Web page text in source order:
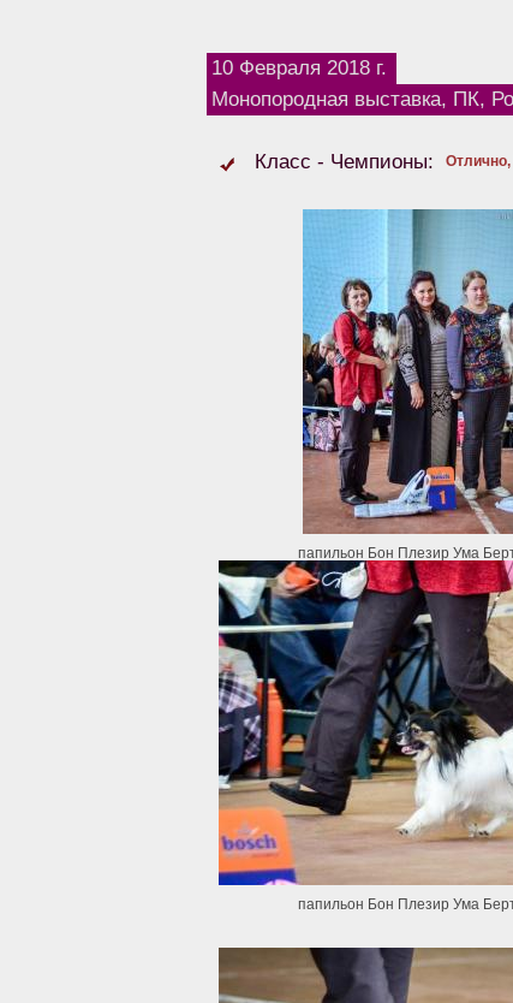
10 Февраля 2018 г.
Монопородная выставка, ПК,
Класс - Чемпионы:
папильон Бон Плезир Ума
папильон Бон Плезир Ума